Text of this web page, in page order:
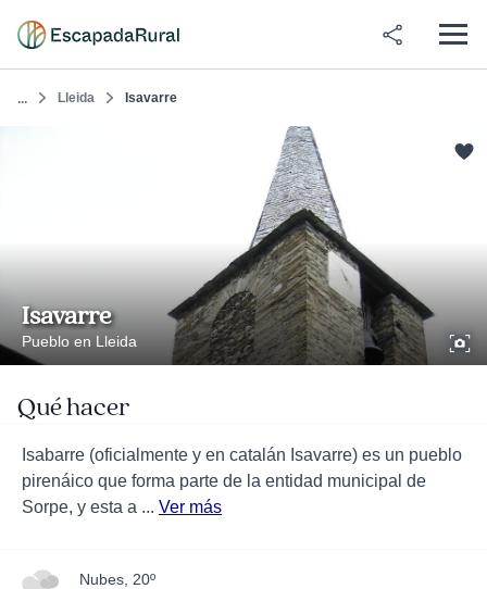
... Lleida Isavarre
Isavarre
Pueblo en Lleida
Qué hacer
Isabarre (oficialmente y en catalán Isavarre) es un pueblo
pirenáico que forma parte de la entidad municipal de
Sorpe, y esta a ... Ver más
nubes, 20º